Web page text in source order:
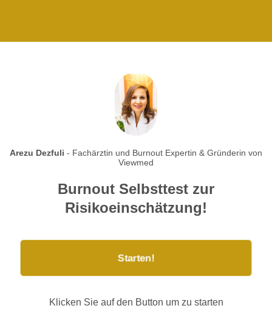
Arezu Dezfuli - Fachärztin und Burnout Expertin & Gründerin von
Viewmed
Burnout Selbsttest zur
Risikoeinschätzung!
Starten!
Klicken Sie auf den Button um zu starten